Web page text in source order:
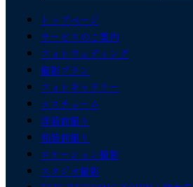
トップページ
サービスのご案内
フォトウェディング
撮影プラン
フォトギャラリー
コスチューム
洋装前撮り
和装前撮り
ロケーション撮影
スタジオ撮影